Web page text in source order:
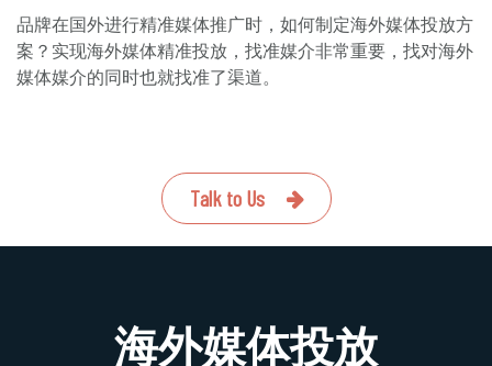
品牌在国外进行精准媒体推广时，如何制定海外媒体投放方
案？实现海外媒体精准投放，找准媒介非常重要，找对海外
媒体媒介的同时也就找准了渠道。
Talk to Us
海外媒体投放